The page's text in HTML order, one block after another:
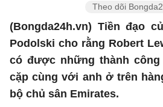
Theo dõi
(Bongda24h.vn) Tiền đạo
Podolski cho rằng Robert
có được những thành
cặp cùng với anh ở trên
bộ chủ sân Emirates.